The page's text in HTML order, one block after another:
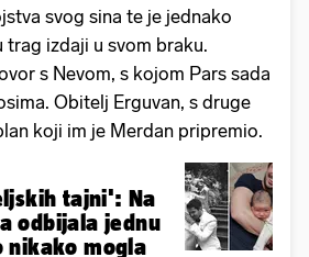
svog sina te je jednako
izdaji u svom braku.
s Nevom, s kojom Pars sada
Obitelj Erguvan, s druge
koji im je Merdan pripremio.
tajni': Na
odbijala jednu
nikako mogla